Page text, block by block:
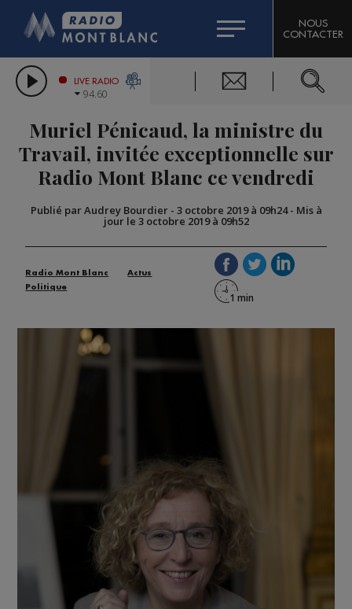
LES CHRONIQUES DE L'EXPERT
CITIZEN MACHINERY
GRAND MASSIF DOMAINES SKIABLES
BIGARD
COMPAGNIE DU MONT-BLANC
NOUS
CONTACTER
LIVE RADIO
94.60
Muriel Pénicaud, la ministre du
Travail, invitée exceptionnelle sur
Radio Mont Blanc ce vendredi
Publié par Audrey Bourdier- 3 octobre 2019 à 09h24- Mis à
jour le 3 octobre 2019 à 09h52
Radio Mont Blanc
Actus
Politique